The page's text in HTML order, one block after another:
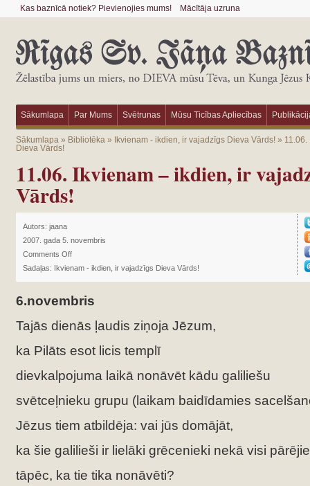
Kas baznīcā notiek? Pievienojies mums! Mācītāja uzruna
Sākumlapa Par Mums Svētrunas Mūsu Ticības Apliecības
Sākumlapa» Bibliotēka» Ikvienam - ikdien, ir vajadzīgs Dieva Vārds!»
Dieva Vārds!
11.06. Ikvienam – ikdien, ir
Vārds!
Autors: jaana
2007. gada 5. novembris
Comments Off
Sadaļas: Ikvienam - ikdien, ir vajadzīgs Dieva Vārds!
6.novembris
Tajās dienās ļaudis ziņoja Jēzum,
ka Pilāts esot licis templī
dievkalpojuma laikā nonāvēt kādu galiliešu
svētceļnieku grupu (laikam baidīdamies
Jēzus tiem atbildēja: vai jūs domājāt,
ka šie galilieši ir lielāki grēcenieki nekā visi
tāpēc, ka tie tika nonāvēti?